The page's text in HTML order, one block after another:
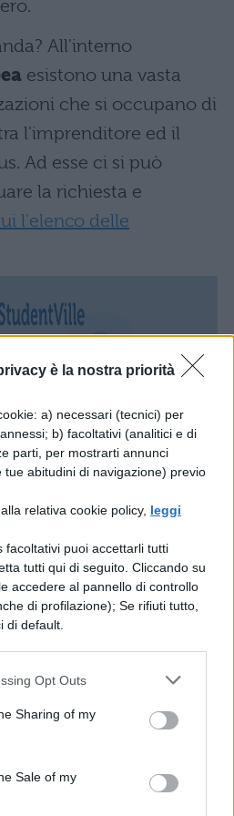
è la nostra priorità
a) necessari (tecnici) per
b) facoltativi (analitici e di
parti, per mostrarti annunci
tue abitudini di navigazione) previo
relativa cookie policy, leggi
facoltativi puoi accettarli tutti
tutti qui di seguito. Cliccando su
accedere al pannello di controllo
di profilazione); Se rifiuti tutto,
di default.
Opt Outs
Sharing of my
Sale of my
All'interno
esistono una vasta
che si occupano di
l'imprenditore ed il
Ad esse ci si può
la richiesta e
l'elenco delle